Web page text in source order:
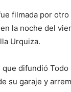
filmada por
la noche del
Urquiza.
que difundió
su garaje y